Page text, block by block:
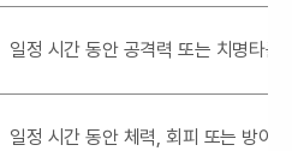
일정 시간 동안 공격력 또는 치명타를
일정 시간 동안 체력, 회피 또는 방어